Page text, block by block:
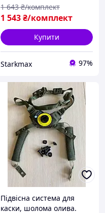
1 543₴/комплект
1 643 ₴/комплект
Купити
Starkmax 97%
Підвісна система для
каски, шолома олива.